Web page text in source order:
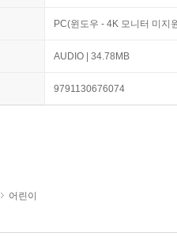
PC(윈도우 - 4K 모니터 미지
AUDIO | 34.78MB
9791130676074
어린이